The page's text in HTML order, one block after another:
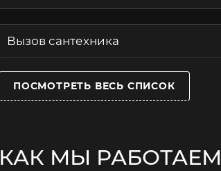
Вызов сантехника
ПОСМОТРЕТЬ ВЕСЬ СПИСОК
КАК МЫ РАБОТАЕМ